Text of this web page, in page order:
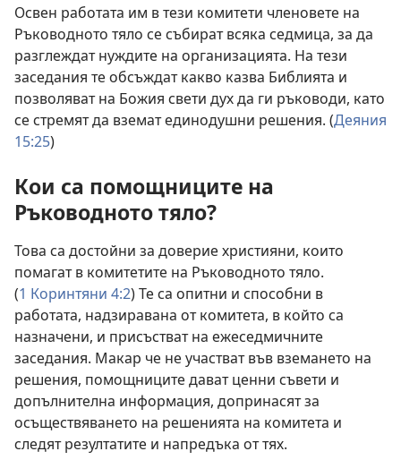
Освен работата им в тези комитети членовете на
Ръководното тяло се събират всяка седмица, за да
разглеждат нуждите на организацията. На тези
заседания те обсъждат какво казва Библията и
позволяват на Божия свети дух да ги ръководи, като
се стремят да вземат единодушни решения. (Деяния
15:25)
Кои са помощниците на
Ръководното тяло?
Това са достойни за доверие християни, които
помагат в комитетите на Ръководното тяло.
(1 Коринтяни 4:2) Те са опитни и способни в
работата, надзиравана от комитета, в който са
назначени, и присъстват на ежеседмичните
заседания. Макар че не участват във вземането на
решения, помощниците дават ценни съвети и
допълнителна информация, допринасят за
осъществяването на решенията на комитета и
следят резултатите и напредъка от тях.